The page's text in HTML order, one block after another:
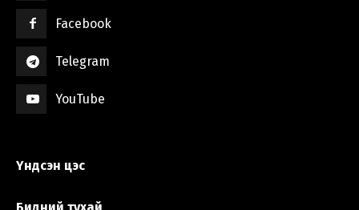
Facebook
Telegram
YouTube
Үндсэн цэс